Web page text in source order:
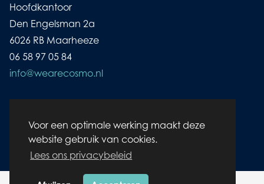
Voor een optimale werking maakt deze
website gebruik van cookies.
Lees ons privacybeleid
Hoofdkantoor
Den Engelsman 2a
6026 RB Maarheeze
06 58 97 05 84
info@wearecosmo.nl
BTW: NL8110.306.35.B.01
Bank: NL82RABO0103 4084 36